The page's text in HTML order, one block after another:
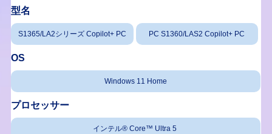
型名
S1365/LA2シリーズ Copilot+ PC PC S1360/LAS2 Copilot+ PC
OS
Windows 11 Home
プロセッサー
インテル® Core™ Ultra 5